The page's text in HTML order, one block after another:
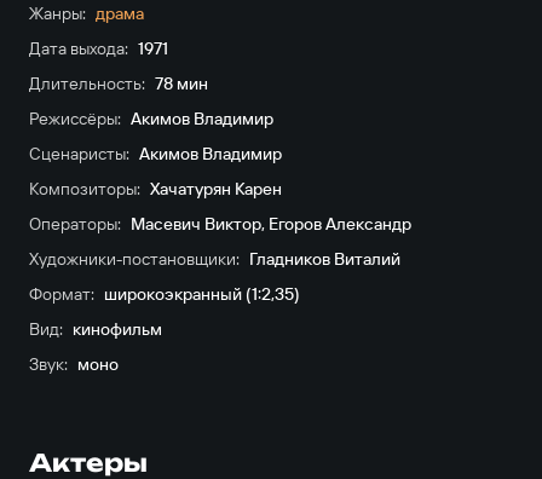
Жанры: драма
Дата выхода: 1971
Длительность: 78 мин
Режиссёры: Акимов Владимир
Сценаристы: Акимов Владимир
Композиторы: Хачатурян Карен
Операторы: Масевич Виктор, Егоров Александр
Художники-постановщики: Гладников Виталий
Формат: широкоэкранный (1:2,35)
Вид: кинофильм
Звук: моно
Актеры